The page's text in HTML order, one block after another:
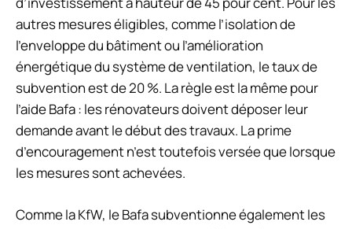
autres mesures éligibles, comme l’isolation de
l’enveloppe du bâtiment ou l’amélioration
énergétique du système de ventilation, le taux de
subvention est de 20 %. La règle est la même pour
l’aide Bafa : les rénovateurs doivent déposer leur
demande avant le début des travaux. La prime
d’encouragement n’est toutefois versée que lorsque
les mesures sont achevées.
Comme la KfW, le Bafa subventionne également les